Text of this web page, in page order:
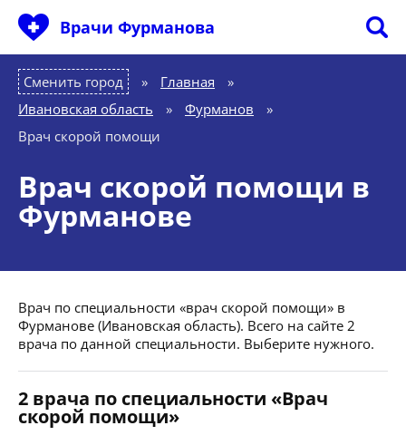
Врачи Фурманова
Сменить город Главная
»
Ивановская область
» Фурманов
»
Врач скорой помощи
Врач скорой помощи в
Фурманове
Врач по специальности «врач скорой помощи» в
Фурманове (Ивановская область). Всего на сайте 2
врача по данной специальности. Выберите нужного.
2 врача по специальности «Врач
скорой помощи»